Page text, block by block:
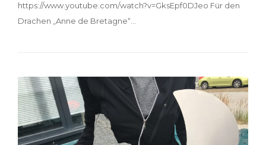
https://www.youtube.com/watch?v=GksEpf0DJeo Für den
Drachen „Anne de Bretagne“…